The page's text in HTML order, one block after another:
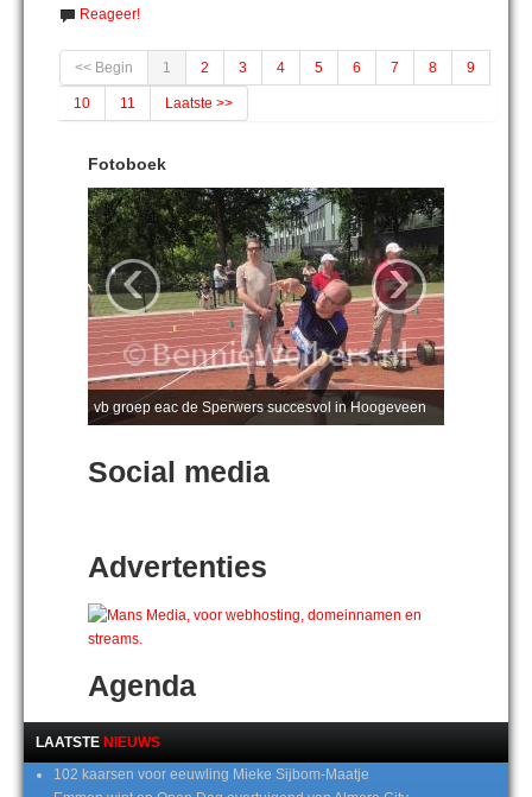
Reageer!
<< Begin 1 2 3 4 5 6 7 8 9
10 11 Laatste >>
Fotoboek
vb groep eac de Sperwers succesvol in Hoogeveen
‹ ›
Social media
Advertenties
Agenda
LAATSTE NIEUWS
102 kaarsen voor eeuwling Mieke Sijbom-Maatje